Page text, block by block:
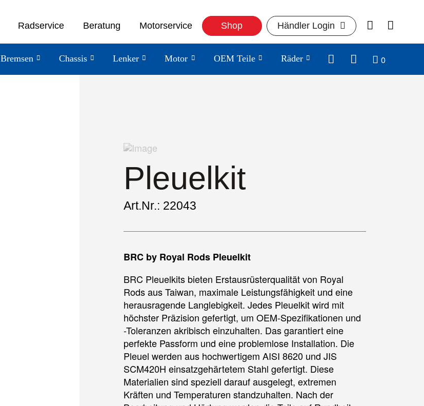
Radservice Beratung Motorservice Shop Händler Login
Bremsen Chassis Lenker Motor OEM Teile Räder 0
Pleuelkit
Art.Nr.: 22043
BRC by Royal Rods Pleuelkit
BRC Pleuelkits bieten Erstausrüsterqualität von Royal
Rods aus Taiwan, maximale Leistungsfähigkeit und eine
herausragende Langlebigkeit. Jedes Pleuelkit wird mit
höchster Präzision gefertigt, um OEM-Spezifikationen und
-Toleranzen akribisch einzuhalten. Das garantiert eine
perfekte Passform und eine problemlose Installation. Die
Pleuel werden aus hochwertigem AISI 8620 und JIS
SCM420H einsatzgehärtetem Stahl gefertigt. Diese
Materialien sind speziell darauf ausgelegt, extremen
Kräften und Temperaturen standzuhalten. Nach der